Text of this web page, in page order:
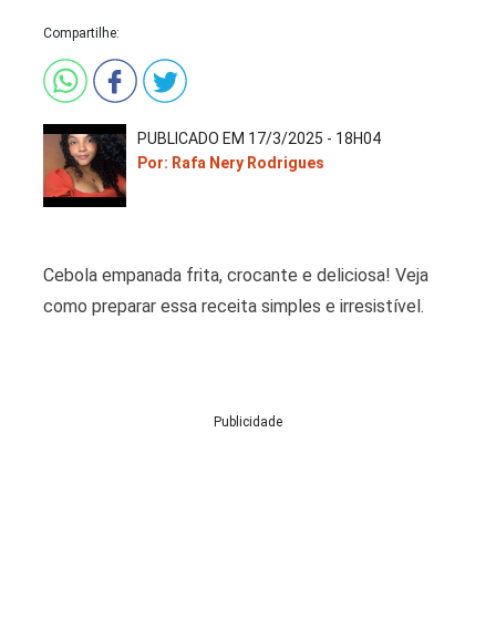
Compartilhe:
PUBLICADO EM 17/3/2025 - 18H04
Por: Rafa Nery Rodrigues
Cebola empanada frita, crocante e deliciosa! Veja
como preparar essa receita simples e irresistível.
Publicidade